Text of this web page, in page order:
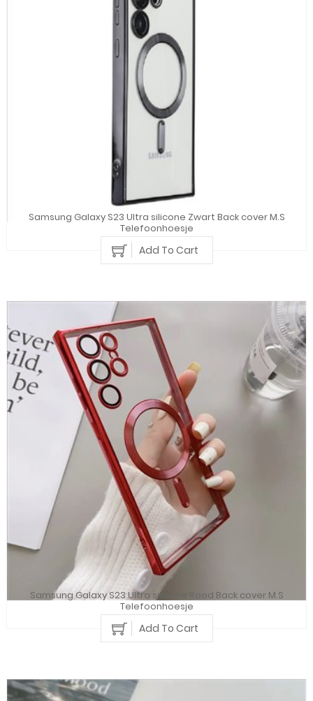
Samsung Galaxy S23 Ultra silicone Zwart Back cover M.S
Telefoonhoesje
Add To Cart
Samsung Galaxy S23 Ultra silicone Rood Back cover M.S
Telefoonhoesje
Add To Cart